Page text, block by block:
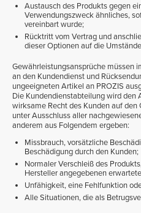
Austausch des Produkts gegen
Verwendungszweck ähnliches,
vereinbart wurde;
Rücktritt vom Vertrag und
dieser Optionen auf die
Gewährleistungsansprüche müssen
an den Kundendienst und
ungeeigneten Artikel an PROZIS
Die Kundendienstabteilung wird den
wirksame Recht des Kunden auf
unter Ausschluss aller
anderem aus Folgendem ergeben:
Missbrauch, vorsätzliche
Beschädigung durch den Kunden;
Normaler Verschleiß des
Hersteller angegebenen
Unfähigkeit, eine Fehlfunktion
Alle Situationen, die als